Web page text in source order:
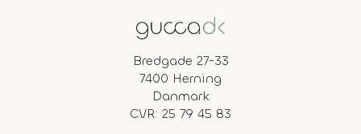
Bredgade 27-33
7400 Herning
Danmark
CVR: 25 79 45 83